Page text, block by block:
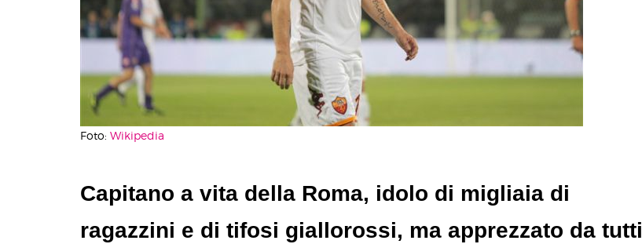
Foto: Wikipedia
Capitano a vita della Roma, idolo di migliaia di
ragazzini e di tifosi giallorossi, ma apprezzato da tutti